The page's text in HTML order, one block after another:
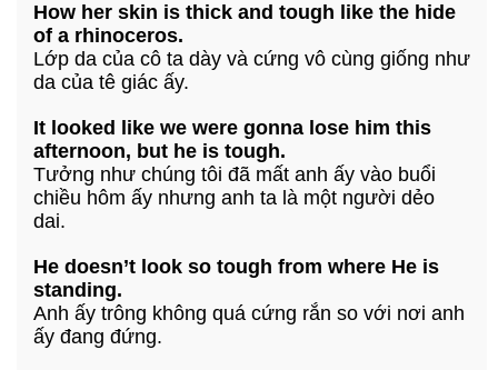
How her skin is thick and tough like the hide
of a rhinoceros.
Lớp da của cô ta dày và cứng vô cùng giống như
da của tê giác ấy.
It looked like we were gonna lose him this
afternoon, but he is tough.
Tưởng như chúng tôi đã mất anh ấy vào buổi
chiều hôm ấy nhưng anh ta là một người dẻo
dai.
He doesn’t look so tough from where He is
standing.
Anh ấy trông không quá cứng rắn so với nơi anh
ấy đang đứng.